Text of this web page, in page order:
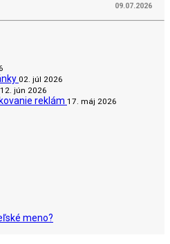
09.07.2026
02. júl 2026
12. jún 2026
reklám 17. máj 2026
meno?